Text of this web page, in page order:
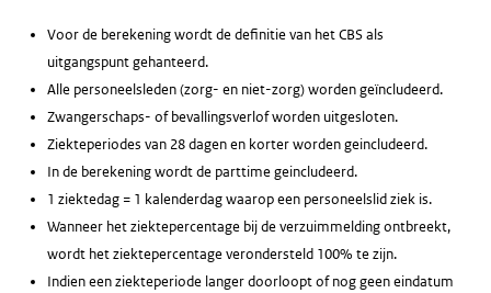
Voor de berekening wordt de definitie van het CBS als
uitgangspunt gehanteerd.
Alle personeelsleden (zorg- en niet-zorg) worden geïncludeerd.
Zwangerschaps- of bevallingsverlof worden uitgesloten.
Ziekteperiodes van 28 dagen en korter worden geincludeerd.
In de berekening wordt de parttime geincludeerd.
1 ziektedag = 1 kalenderdag waarop een personeelslid ziek is.
Wanneer het ziektepercentage bij de verzuimmelding ontbreekt,
wordt het ziektepercentage verondersteld 100% te zijn.
Indien een ziekteperiode langer doorloopt of nog geen eindatum